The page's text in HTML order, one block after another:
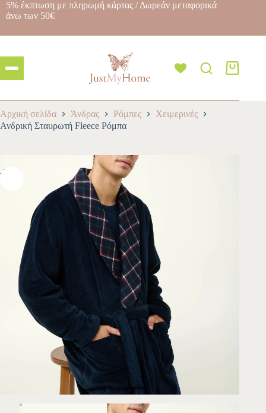
5% έκπτωση με πληρωμή κάρτας / Δωρεάν μεταφορικά
άνω των 50€
Αρχική σελίδα Άνδρας Ρόμπες
Χειμερινές
Ανδρική Σταυρωτή Fleece Ρόμπα
-30%